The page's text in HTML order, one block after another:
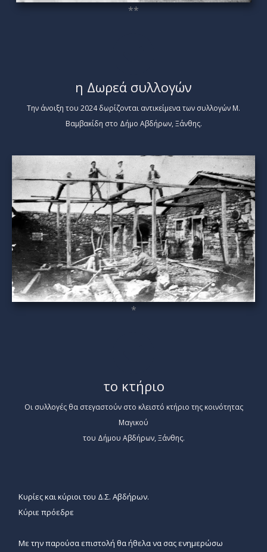
**
η Δωρεά συλλογών
Την άνοιξη του 2024 δωρίζονται αντικείμενα των συλλογών Μ.
Βαμβακίδη στο Δήμο Αβδήρων, Ξάνθης.
*
το κτήριο
Οι συλλογές θα στεγαστούν στο κλειστό κτήριο της κοινότητας
Μαγικού
του Δήμου Αβδήρων, Ξάνθης.
Κυρίες και κύριοι του Δ.Σ. Αβδήρων.
Κύριε πρόεδρε
Με την παρούσα επιστολή θα ήθελα να σας ενημερώσω